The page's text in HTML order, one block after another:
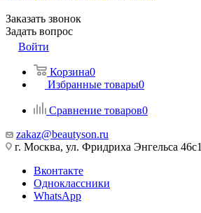
Заказать звонок
Задать вопрос
Войти
Корзина0
Избранные товары0
Сравнение товаров0
zakaz@beautyson.ru
г. Москва, ул. Фридриха Энгельса 46с1
Вконтакте
Одноклассники
WhatsApp